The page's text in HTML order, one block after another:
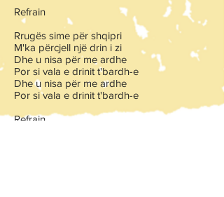
Refrain
Rrugës sime për shqipri
M'ka përcjell një drin i zi
Dhe u nisa për me ardhe
Por si vala e drinit t'bardh-e
Dhe u nisa për me ardhe
Por si vala e drinit t'bardh-e
Refrain